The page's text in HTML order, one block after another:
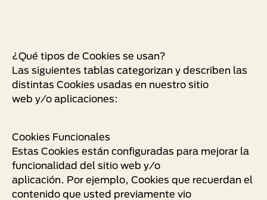
¿Qué tipos de Cookies se usan?
Las siguientes tablas categorizan y describen las
distintas Cookies usadas en nuestro sitio
web y/o aplicaciones:
Cookies Funcionales
Estas Cookies están configuradas para mejorar la
funcionalidad del sitio web y/o
aplicación. Por ejemplo, Cookies que recuerdan el
contenido que usted previamente vio